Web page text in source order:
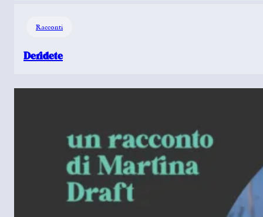
Racconti
Deridete